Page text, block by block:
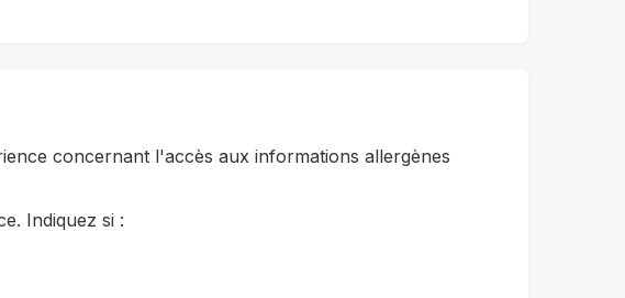
concernant l'accès aux informations allergènes
Indiquez si :